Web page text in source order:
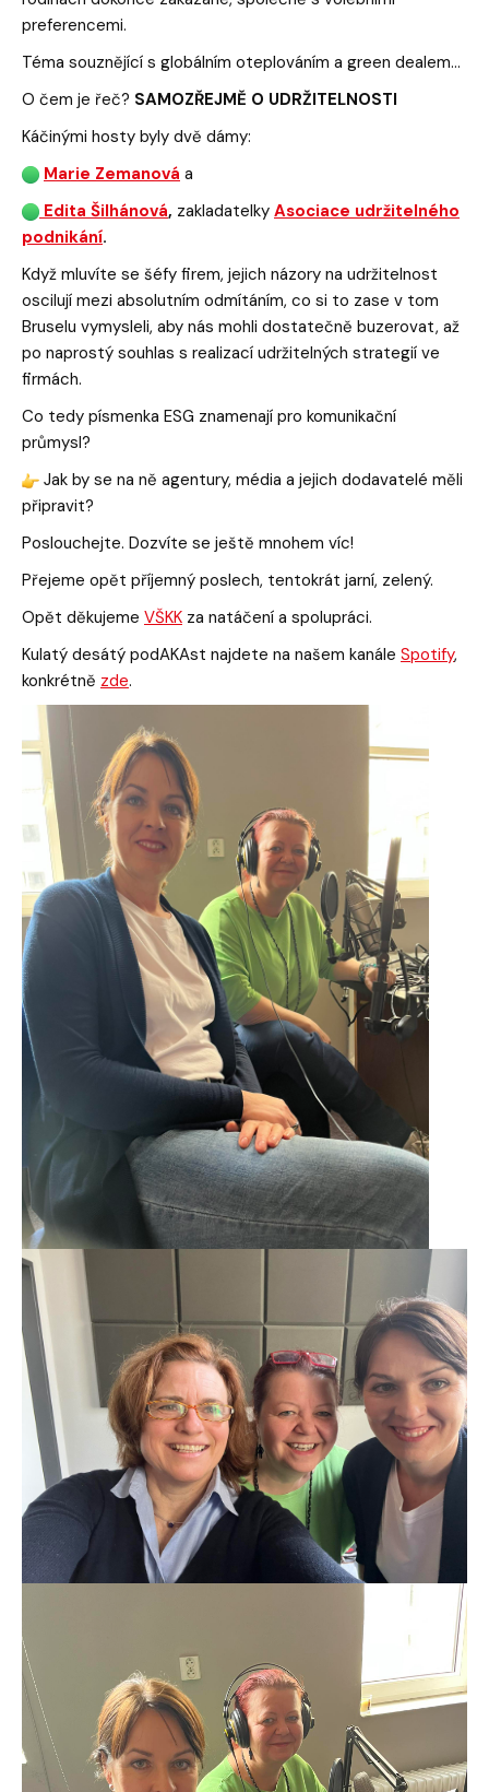
preferencemi.
Téma souznějící s globálním oteplováním a green dealem…
O čem je řeč? SAMOZŘEJMĚ O UDRŽITELNOSTI
Káčinými hosty byly dvě dámy:
Marie Zemanová a
Edita Šilhánová, zakladatelky Asociace udržitelného
podnikání.
Když mluvíte se šéfy firem, jejich názory na udržitelnost
oscilují mezi absolutním odmítáním, co si to zase v tom
Bruselu vymysleli, aby nás mohli dostatečně buzerovat, až
po naprostý souhlas s realizací udržitelných strategií ve
firmách.
Co tedy písmenka ESG znamenají pro komunikační
průmysl?
Jak by se na ně agentury, média a jejich dodavatelé měli
připravit?
Poslouchejte. Dozvíte se ještě mnohem víc!
Přejeme opět příjemný poslech, tentokrát jarní, zelený.
Opět děkujeme VŠKK za natáčení a spolupráci.
Kulatý desátý podAKAst najdete na našem kanále Spotify,
konkrétně zde.